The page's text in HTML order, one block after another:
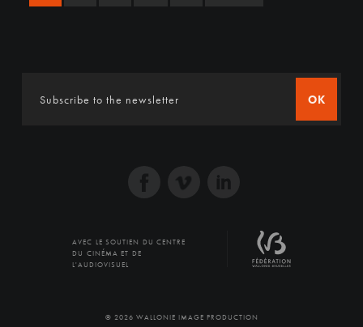
OK
AVEC LE SOUTIEN DU CENTRE
DU CINÉMA ET DE
L'AUDIOVISUEL
© 2026 WALLONIE IMAGE PRODUCTION